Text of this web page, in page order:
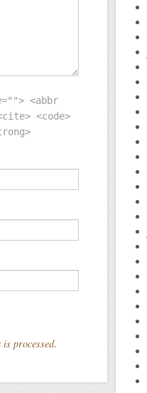
<abbr
<code>
processed.